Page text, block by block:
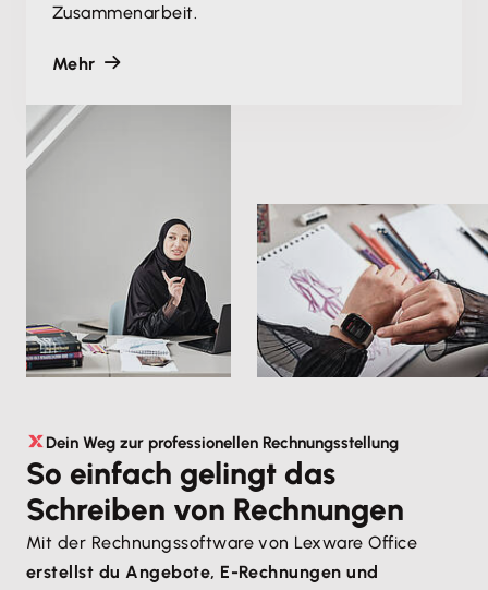
Zusammenarbeit.
Mehr
Dein Weg zur professionellen Rechnungsstellung
So einfach gelingt das
Schreiben von Rechnungen
Mit der Rechnungssoftware von Lexware Office
erstellst du Angebote, E-Rechnungen und